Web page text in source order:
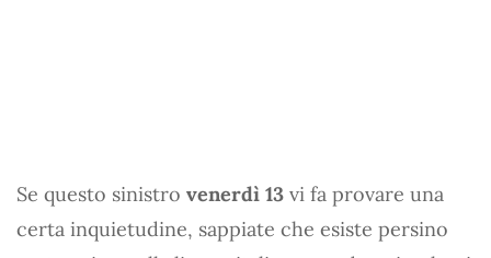
Se questo sinistro venerdì 13 vi fa provare una
certa inquietudine, sappiate che esiste persino